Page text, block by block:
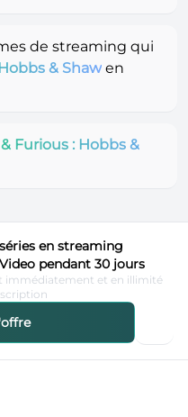
de streaming qui
& Shaw en
Furious : Hobbs &
en streaming
pendant 30 jours
immédiatement et en illimité